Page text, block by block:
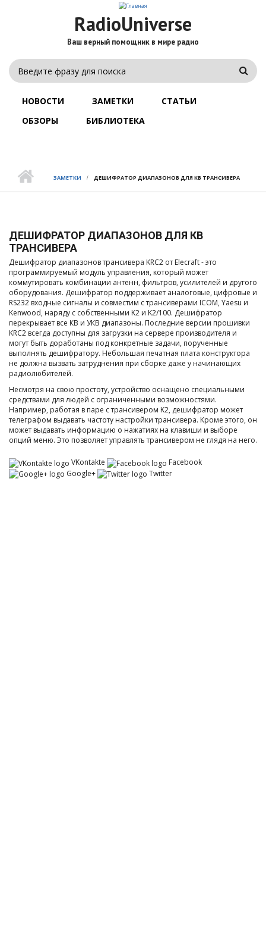
RadioUniverse
Ваш верный помощник в мире радио
ФОРМА
ПОИСКА
МЕНЮ
НОВОСТИ ЗАМЕТКИ
СТАТЬИ
ОБЗОРЫ
БИБЛИОТЕКА
ЗАМЕТКИ ДЕШИФРАТОР ДИАПАЗОНОВ ДЛЯ КВ ТРАНСИВЕРА
ДЕШИФРАТОР ДИАПАЗОНОВ ДЛЯ КВ
ТРАНСИВЕРА
Дешифратор диапазонов трансивера KRC2 от Elecraft - это
программируемый модуль управления, который может
коммутировать комбинации антенн, фильтров, усилителей и другого
оборудования. Дешифратор поддерживает аналоговые, цифровые и
RS232 входные сигналы и совместим с трансиверами ICOM, Yaesu и
Kenwood, наряду с собственными K2 и K2/100. Дешифратор
перекрывает все КВ и УКВ диапазоны. Последние версии прошивки
KRC2 всегда доступны для загрузки на сервере производителя и
могут быть доработаны под конкретные задачи, порученные
выполнять дешифратору. Небольшая печатная плата конструктора
не должна вызвать затруднения при сборке даже у начинающих
радиолюбителей.
Несмотря на свою простоту, устройство оснащено специальными
средствами для людей с ограниченными возможностями.
Например, работая в паре с трансивером K2, дешифратор может
телеграфом выдавать частоту настройки трансивера. Кроме этого, он
может выдавать информацию о нажатиях на клавиши и выборе
опций меню. Это позволяет управлять трансивером не глядя на него.
VKontakte
Facebook
Google+
Twitter